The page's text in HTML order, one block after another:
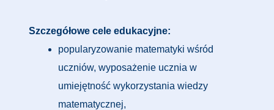
Szczegółowe cele edukacyjne:
popularyzowanie matematyki wśród
uczniów, wyposażenie ucznia w
umiejętność wykorzystania wiedzy
matematycznej,